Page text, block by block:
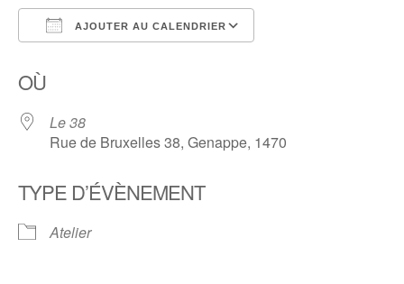
AJOUTER AU CALENDRIER
OÙ
Le 38
Rue de Bruxelles 38, Genappe, 1470
TYPE D’ÉVÈNEMENT
Atelier